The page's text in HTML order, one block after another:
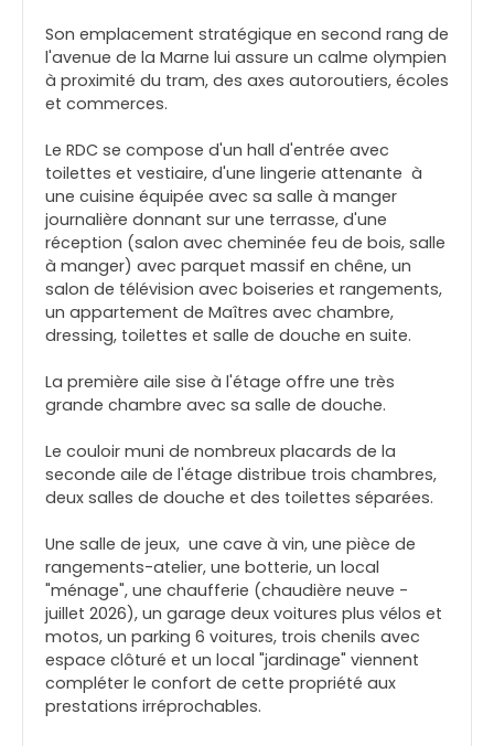
Son emplacement stratégique en second rang de
l'avenue de la Marne lui assure un calme olympien
à proximité du tram, des axes autoroutiers, écoles
et commerces.
Le RDC se compose d'un hall d'entrée avec
toilettes et vestiaire, d'une lingerie attenante à
une cuisine équipée avec sa salle à manger
journalière donnant sur une terrasse, d'une
réception (salon avec cheminée feu de bois, salle
à manger) avec parquet massif en chêne, un
salon de télévision avec boiseries et rangements,
un appartement de Maîtres avec chambre,
dressing, toilettes et salle de douche en suite.
La première aile sise à l'étage offre une très
grande chambre avec sa salle de douche.
Le couloir muni de nombreux placards de la
seconde aile de l'étage distribue trois chambres,
deux salles de douche et des toilettes séparées.
Une salle de jeux, une cave à vin, une pièce de
rangements-atelier, une botterie, un local
"ménage", une chaufferie (chaudière neuve -
juillet 2026), un garage deux voitures plus vélos et
motos, un parking 6 voitures, trois chenils avec
espace clôturé et un local "jardinage" viennent
compléter le confort de cette propriété aux
prestations irréprochables.